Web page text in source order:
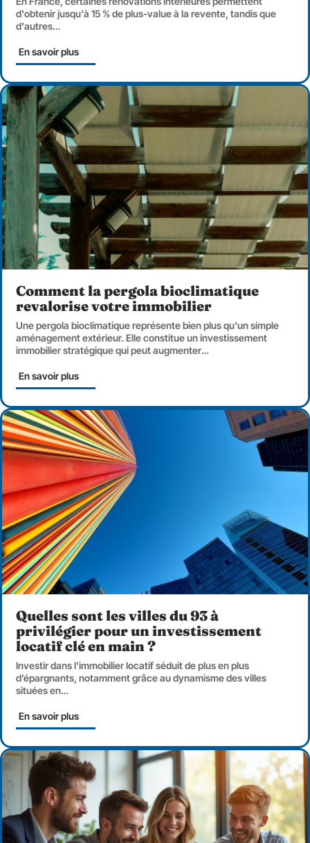
d'obtenir jusqu'à 15 % de plus-value à la revente, tandis que
d'autres…
En savoir plus
Comment la pergola bioclimatique
revalorise votre immobilier
Une pergola bioclimatique représente bien plus qu'un simple
aménagement extérieur. Elle constitue un investissement
immobilier stratégique qui peut augmenter…
En savoir plus
Quelles sont les villes du 93 à
privilégier pour un investissement
locatif clé en main ?
Investir dans l’immobilier locatif séduit de plus en plus
d’épargnants, notamment grâce au dynamisme des villes
situées en…
En savoir plus